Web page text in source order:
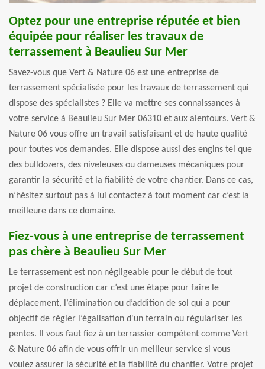
Optez pour une entreprise réputée et bien
équipée pour réaliser les travaux de
terrassement à Beaulieu Sur Mer
Savez-vous que Vert & Nature 06 est une entreprise de
terrassement spécialisée pour les travaux de terrassement qui
dispose des spécialistes ? Elle va mettre ses connaissances à
votre service à Beaulieu Sur Mer 06310 et aux alentours. Vert &
Nature 06 vous offre un travail satisfaisant et de haute qualité
pour toutes vos demandes. Elle dispose aussi des engins tel que
des bulldozers, des niveleuses ou dameuses mécaniques pour
garantir la sécurité et la fiabilité de votre chantier. Dans ce cas,
n’hésitez surtout pas à lui contactez à tout moment car c’est la
meilleure dans ce domaine.
Fiez-vous à une entreprise de terrassement
pas chère à Beaulieu Sur Mer
Le terrassement est non négligeable pour le début de tout
projet de construction car c’est une étape pour faire le
déplacement, l’élimination ou d’addition de sol qui a pour
objectif de régler l’égalisation d'un terrain ou régulariser les
pentes. Il vous faut fiez à un terrassier compétent comme Vert
& Nature 06 afin de vous offrir un meilleur service si vous
voulez assurer la sécurité et la fiabilité du chantier. Votre projet